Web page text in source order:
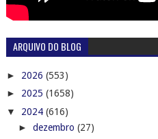
ARQUIVO DO BLOG
► 2026 (553)
► 2025 (1658)
▼ 2024 (616)
► dezembro (27)